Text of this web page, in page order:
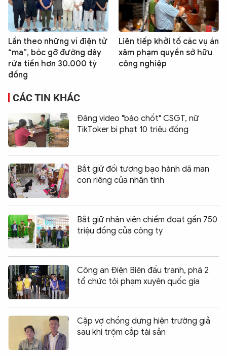
Lần theo những ví điện tử
“ma”, bóc gỡ đường dây
rửa tiền hơn 30.000 tỷ
đồng
Liên tiếp khởi tố các vụ án
xâm phạm quyền sở hữu
công nghiệp
CÁC TIN KHÁC
Đăng video "báo chốt" CSGT, nữ
TikToker bị phạt 10 triệu đồng
Bắt giữ đối tượng bạo hành dã man
con riêng của nhân tình
Bắt giữ nhân viên chiếm đoạt gần 750
triệu đồng của công ty
Công an Điện Biên đấu tranh, phá 2
tổ chức tội phạm xuyên quốc gia
Cặp vợ chồng dựng hiện trường giả
sau khi trộm cắp tài sản